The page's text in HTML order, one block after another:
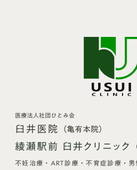
医療法人社団ひとみ会
臼井医院 （亀有本院）
綾瀬駅前 臼井クリニック
不妊治療・ART診療・不育症診療・